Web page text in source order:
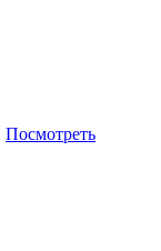
Посмотреть